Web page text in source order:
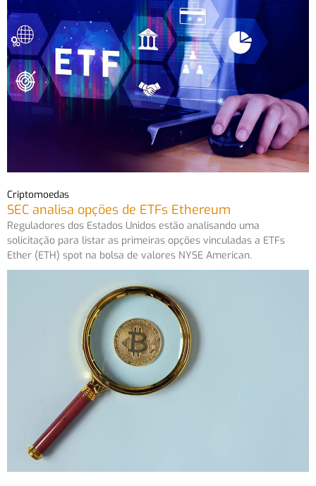
Criptomoedas
SEC analisa opções de ETFs Ethereum
Reguladores dos Estados Unidos estão analisando uma
solicitação para listar as primeiras opções vinculadas a ETFs
Ether (ETH) spot na bolsa de valores NYSE American.